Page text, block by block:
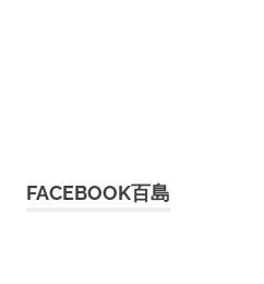
FACEBOOK百島